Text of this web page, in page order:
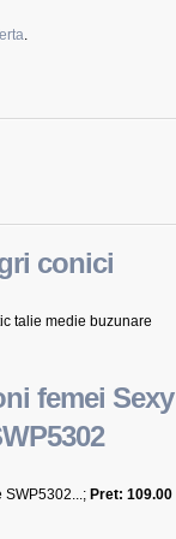
.
conici
talie medie buzunare
femei Sexy
SWP5302...; Pret: 109.00